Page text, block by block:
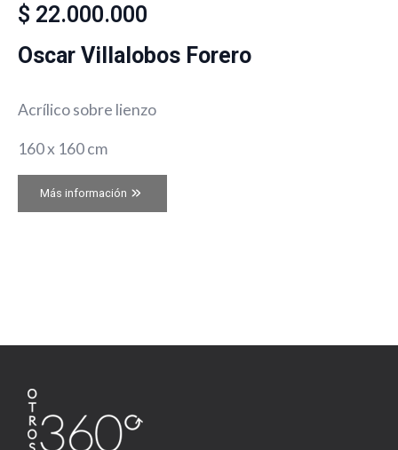
$ 22.000.000
Oscar Villalobos Forero
Acrílico sobre lienzo
160 x 160 cm
Más información